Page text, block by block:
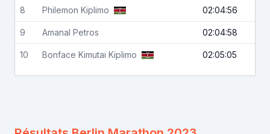
8 Philemon Kiplimo 02:04:56
9 Amanal Petros 02:04:58
10 Bonface Kimutai Kiplimo 02:05:05